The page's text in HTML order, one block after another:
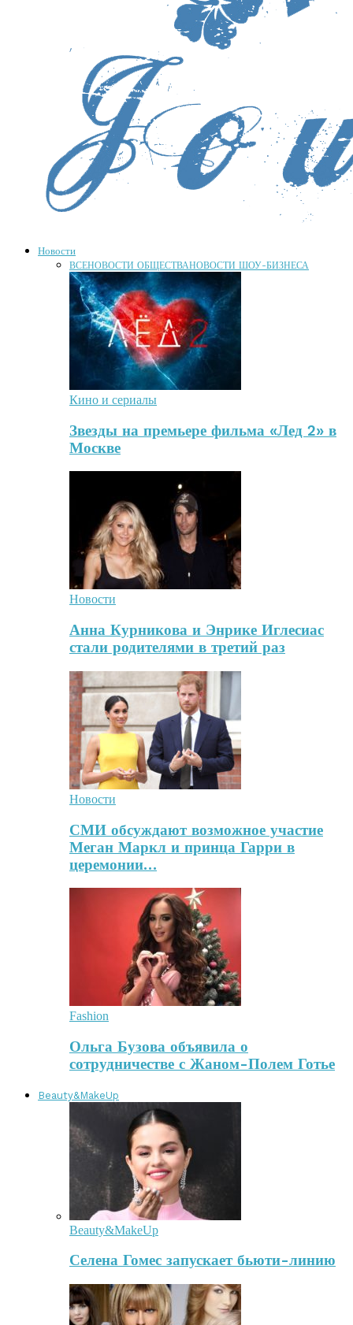
Новости
ВСЕНОВОСТИ ОБЩЕСТВАНОВОСТИ ШОУ-БИЗНЕСА
Кино и сериалы
Звезды на премьере фильма «Лед 2» в
Москве
Новости
Анна Курникова и Энрике Иглесиас
стали родителями в третий раз
Новости
СМИ обсуждают возможное участие
Меган Маркл и принца Гарри в
церемонии…
Fashion
Ольга Бузова объявила о
сотрудничестве с Жаном-Полем Готье
Beauty&MakeUp
Beauty&MakeUp
Селена Гомес запускает бьюти-линию